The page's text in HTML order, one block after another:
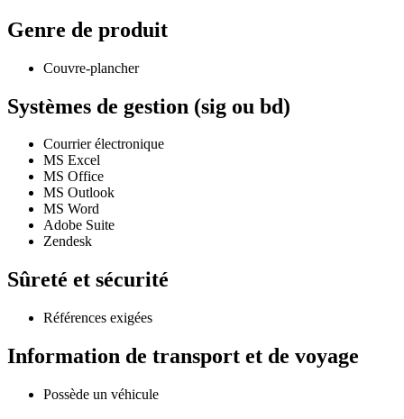
Genre de produit
Couvre-plancher
Systèmes de gestion (sig ou bd)
Courrier électronique
MS Excel
MS Office
MS Outlook
MS Word
Adobe Suite
Zendesk
Sûreté et sécurité
Références exigées
Information de transport et de voyage
Possède un véhicule